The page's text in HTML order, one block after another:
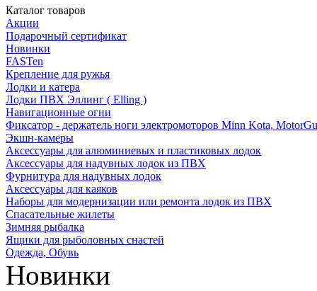
Каталог товаров
Акции
Подарочный сертификат
Новинки
FASTen
Крепление для ружья
Лодки и катера
Лодки ПВХ Эллинг ( Elling )
Навигационные огни
Фиксатор - держатель ноги электромоторов Minn Kota,
Экшн-камеры
Аксессуары для алюминиевых и пластиковых лодок
Аксессуары для надувных лодок из ПВХ
Фурнитура для надувных лодок
Аксессуары для каяков
Наборы для модернизации или ремонта лодок из ПВХ
Спасательные жилеты
Зимняя рыбалка
Ящики для рыболовных снастей
Одежда, Обувь
Новинки